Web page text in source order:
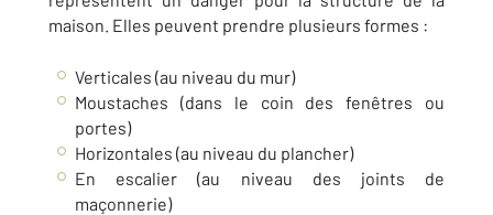
maison. Elles peuvent prendre plusieurs formes :
Verticales (au niveau du mur)
Moustaches (dans le coin des fenêtres ou
portes)
Horizontales (au niveau du plancher)
En escalier (au niveau des joints de
maçonnerie)